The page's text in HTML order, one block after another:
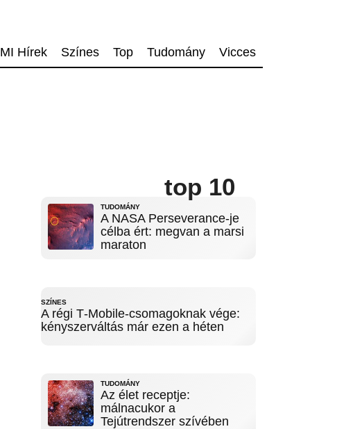
MI Hírek Színes Top Tudomány Vicces
top 10
TUDOMÁNY
A NASA Perseverance-je
célba ért: megvan a marsi
maraton
SZÍNES
A régi T‑Mobile-csomagoknak vége:
kényszerváltás már ezen a héten
TUDOMÁNY
Az élet receptje:
málnacukor a
Tejútrendszer szívében